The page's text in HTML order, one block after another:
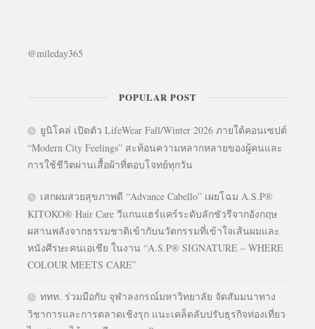
@mileday365
POPULAR POST
ยูนิโคล่ เปิดตัว LifeWear Fall/Winter 2026 ภายใต้คอนเซปต์
“Modern City Feelings” สะท้อนความหลากหลายของผู้คนและ
การใช้ชีวิตผ่านเสื้อผ้าที่ตอบโจทย์ทุกวัน
เสกผมสวยสุขภาพดี “Advance Cabello” เผยโฉม A.S.P®
KITOKO® Hair Care วีแกนแฮร์แคร์ระดับลักชัวรีจากอังกฤษ
ผสานพลังจากธรรมชาติเข้ากับนวัตกรรมที่เข้าใจเส้นผมและ
หนังศีรษะคนเอเชีย ในงาน “A.S.P® SIGNATURE – WHERE
COLOUR MEETS CARE”
ททท. ร่วมมือกับ จุฬาลงกรณ์มหาวิทยาลัย จัดสัมมนาทาง
วิชาการและการตลาดเชิงรุก แนะเคล็ดลับปรับธุรกิจท่องเที่ยว